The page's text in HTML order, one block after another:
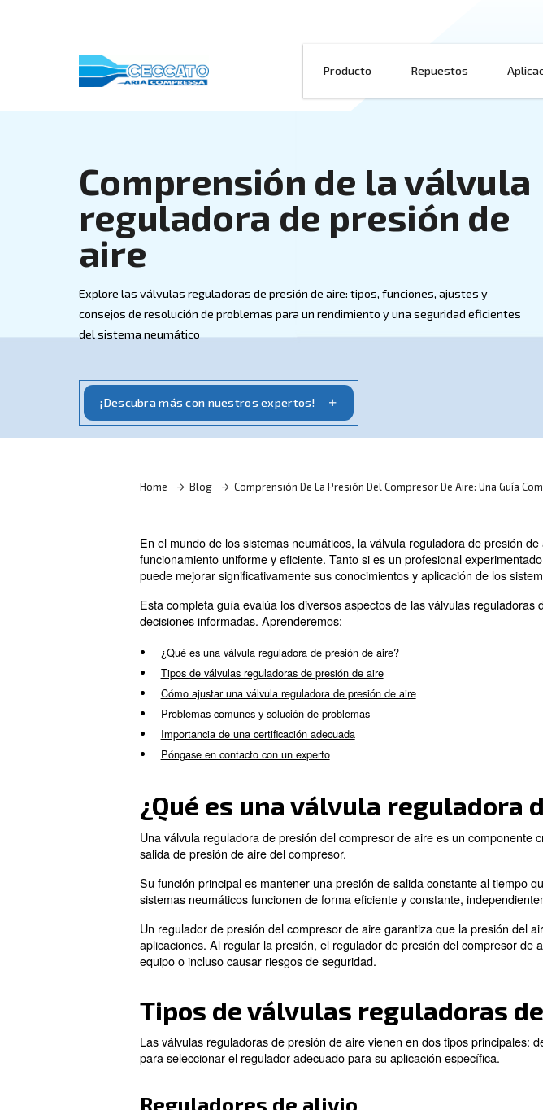
Comprensión de la
reguladora de
aire
consejos de resolución de problemas para un rendimiento y una
del sistema neumático
Home Blog Comprensión De La Presión Del
En el mundo de los sistemas neumáticos, la válvula
funcionamiento uniforme y eficiente. Tanto si es un
puede mejorar significativamente sus conocimientos y
Esta completa guía evalúa los diversos aspectos de
¿Qué es una válvula reguladora de presión de aire?
Tipos de válvulas reguladoras de presión de aire
Cómo ajustar una válvula reguladora de presión de aire
Problemas comunes y solución de problemas
Póngase en contacto con un experto
¿Qué es una válvula
Una válvula reguladora de presión del compresor de
salida de presión de aire del compresor.
Su función principal es mantener una presión de salida